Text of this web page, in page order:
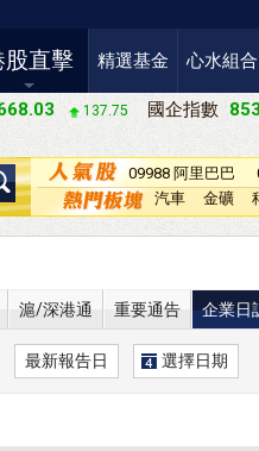
股直擊 精選基金 心水組合
137.75 國企指數
09988 阿里巴巴
－Ｗ汽車
金礦
滬/深港通 重要通告 企業日
最新報告日 選擇日期